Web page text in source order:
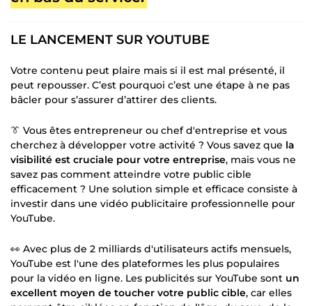
LE LANCEMENT SUR YOUTUBE
Votre contenu peut plaire mais si il est mal présenté, il
peut repousser. C’est pourquoi c’est une étape à ne pas
bâcler pour s’assurer d’attirer des clients.
👔 Vous êtes entrepreneur ou chef d'entreprise et vous
cherchez à développer votre activité ? Vous savez que la
visibilité est cruciale pour votre entreprise, mais vous ne
savez pas comment atteindre votre public cible
efficacement ? Une solution simple et efficace consiste à
investir dans une vidéo publicitaire professionnelle pour
YouTube.
👀 Avec plus de 2 milliards d'utilisateurs actifs mensuels,
YouTube est l'une des plateformes les plus populaires
pour la vidéo en ligne. Les publicités sur YouTube sont un
excellent moyen de toucher votre public cible, car elles